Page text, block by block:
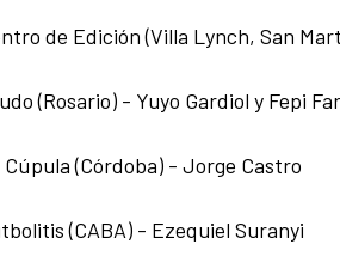
de Edición (Villa Lynch, San
(Rosario) - Yuyo Gardiol y Fepi
Cúpula (Córdoba) - Jorge Castro
(CABA) - Ezequiel Suranyi